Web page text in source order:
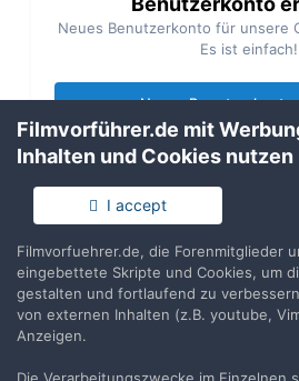
Neues Benutzerkonto für unsere
Es ist einfach!
Neues Benutzerkonto
Du hast bereits ein
Jetzt
Filmvorführer.de mit
Inhalten und Cookies nutzen
I accept
Filmvorfuehrer.de, die Forenmitglieder
eingebettete Skripte und Cookies, um
gestalten und fortlaufend zu
von externen Inhalten (z.B. youtube,
Anzeigen.